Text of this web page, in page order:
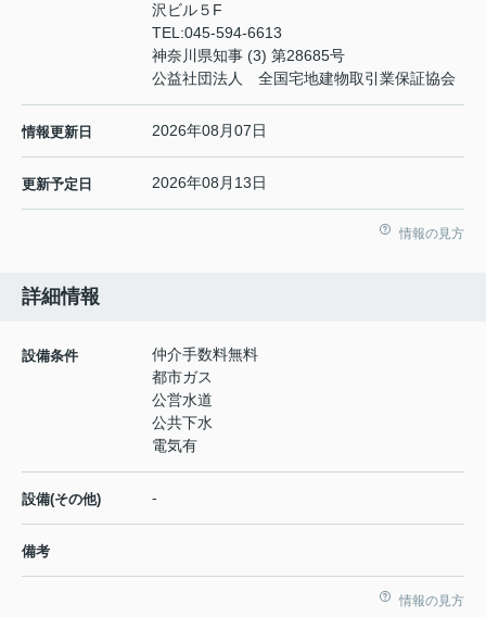
沢ビル５F
TEL:045-594-6613
神奈川県知事 (3) 第28685号
公益社団法人 全国宅地建物取引業保証協会
情報更新日 2026年08月07日
更新予定日 2026年08月13日
情報の見方
詳細情報
設備条件
仲介手数料無料
都市ガス
公営水道
公共下水
電気有
設備(その他) -
備考
情報の見方